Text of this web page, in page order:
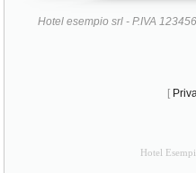
Hotel esempio srl - P.IVA
[
Hotel